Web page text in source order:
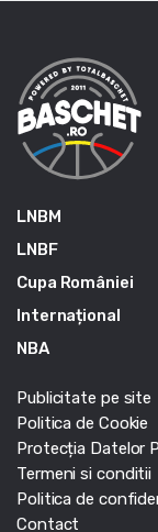
LNBM
LNBF
Cupa României
Internațional
NBA
Publicitate pe site
Politica de Cookie
Protecția Datelor
Termeni si conditii
Politica de
Contact